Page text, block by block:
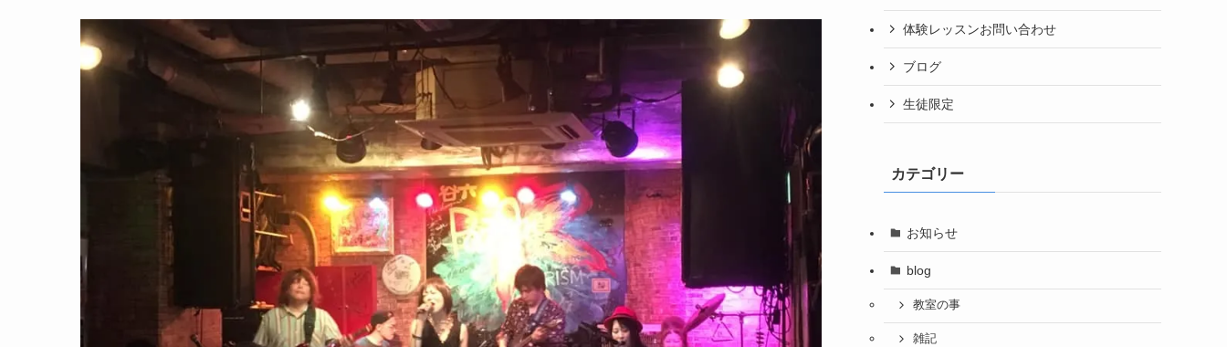
体験レッスンお問い合わせ
ブログ
生徒限定
カテゴリー
お知らせ
blog
教室の事
雑記